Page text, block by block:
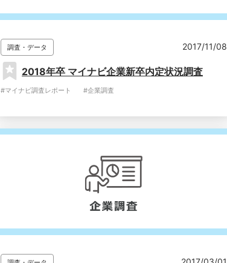
調査・データ 2017/11/08
2018年卒 マイナビ企業新卒内定状況調査
#マイナビ調査レポート #企業調査